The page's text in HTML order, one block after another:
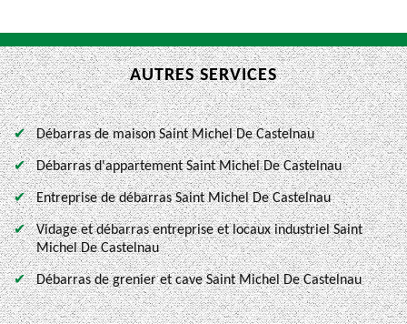
AUTRES SERVICES
Débarras de maison Saint Michel De Castelnau
Débarras d'appartement Saint Michel De Castelnau
Entreprise de débarras Saint Michel De Castelnau
Vidage et débarras entreprise et locaux industriel Saint
Michel De Castelnau
Débarras de grenier et cave Saint Michel De Castelnau